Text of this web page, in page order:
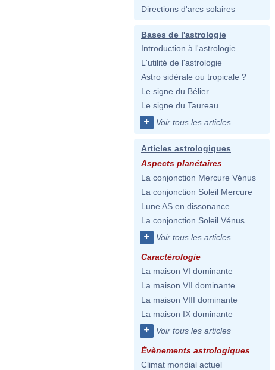
Directions d'arcs solaires
Bases de l'astrologie
Introduction à l'astrologie
L'utilité de l'astrologie
Astro sidérale ou tropicale ?
Le signe du Bélier
Le signe du Taureau
+ Voir tous les articles
Articles astrologiques
Aspects planétaires
La conjonction Mercure Vénus
La conjonction Soleil Mercure
Lune AS en dissonance
La conjonction Soleil Vénus
+ Voir tous les articles
Caractérologie
La maison VI dominante
La maison VII dominante
La maison VIII dominante
La maison IX dominante
+ Voir tous les articles
Évènements astrologiques
Climat mondial actuel